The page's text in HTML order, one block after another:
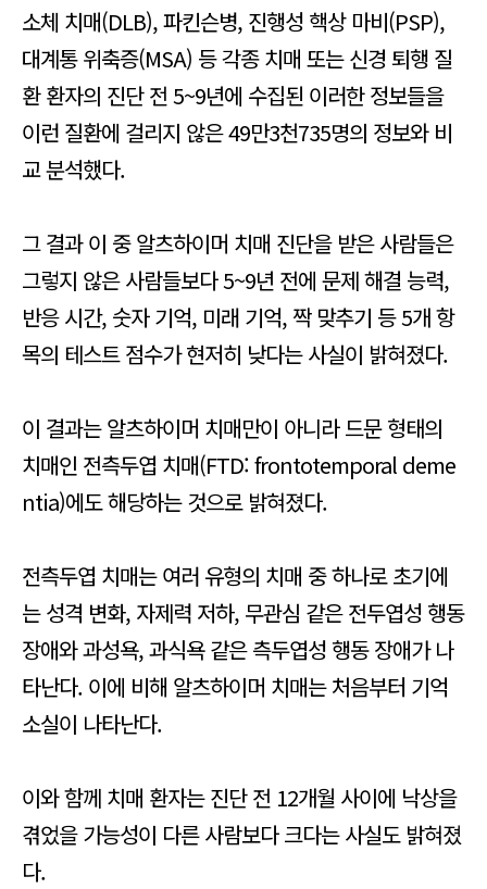
소체 치매(DLB), 파킨슨병, 진행성 핵상 마비(PSP),
대계통 위축증(MSA) 등 각종 치매 또는 신경 퇴행 질
환 환자의 진단 전 5~9년에 수집된 이러한 정보들을
이런 질환에 걸리지 않은 49만3천735명의 정보와 비
교 분석했다.
그 결과 이 중 알츠하이머 치매 진단을 받은 사람들은
그렇지 않은 사람들보다 5~9년 전에 문제 해결 능력,
반응 시간, 숫자 기억, 미래 기억, 짝 맞추기 등 5개 항
목의 테스트 점수가 현저히 낮다는 사실이 밝혀졌다.
이 결과는 알츠하이머 치매만이 아니라 드문 형태의
치매인 전측두엽 치매(FTD: frontotemporal deme
ntia)에도 해당하는 것으로 밝혀졌다.
전측두엽 치매는 여러 유형의 치매 중 하나로 초기에
는 성격 변화, 자제력 저하, 무관심 같은 전두엽성 행동
장애와 과성욕, 과식욕 같은 측두엽성 행동 장애가 나
타난다. 이에 비해 알츠하이머 치매는 처음부터 기억
소실이 나타난다.
이와 함께 치매 환자는 진단 전 12개월 사이에 낙상을
겪었을 가능성이 다른 사람보다 크다는 사실도 밝혀졌
다.